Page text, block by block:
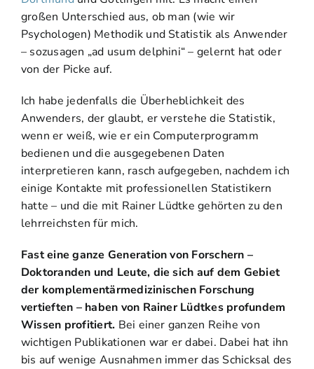
großen Unterschied aus, ob man (wie wir
Psychologen) Methodik und Statistik als Anwender
– sozusagen „ad usum delphini“ – gelernt hat oder
von der Picke auf.
Ich habe jedenfalls die Überheblichkeit des
Anwenders, der glaubt, er verstehe die Statistik,
wenn er weiß, wie er ein Computerprogramm
bedienen und die ausgegebenen Daten
interpretieren kann, rasch aufgegeben, nachdem ich
einige Kontakte mit professionellen Statistikern
hatte – und die mit Rainer Lüdtke gehörten zu den
lehrreichsten für mich.
Fast eine ganze Generation von Forschern –
Doktoranden und Leute, die sich auf dem Gebiet
der komplementärmedizinischen Forschung
vertieften – haben von Rainer Lüdtkes profundem
Wissen profitiert. Bei einer ganzen Reihe von
wichtigen Publikationen war er dabei. Dabei hat ihn
bis auf wenige Ausnahmen immer das Schicksal des